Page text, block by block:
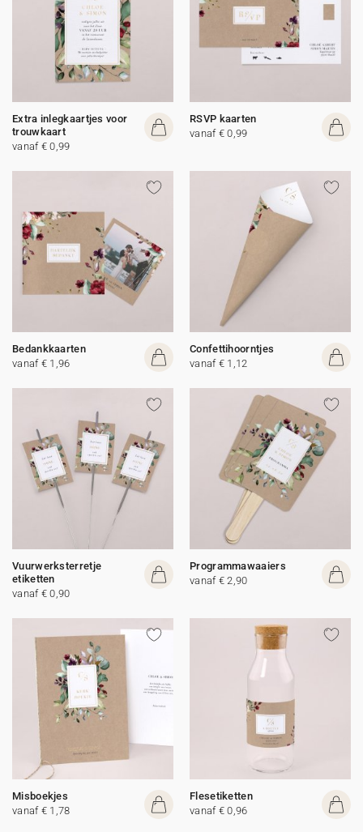
Extra inlegkaartjes voor
trouwkaart
vanaf € 0,99
RSVP kaarten
vanaf € 0,99
Bedankkaarten
vanaf € 1,96
Confettihoorntjes
vanaf € 1,12
Vuurwerksterretje
etiketten
vanaf € 0,90
Programmawaaiers
vanaf € 2,90
Misboekjes
vanaf € 1,78
Flesetiketten
vanaf € 0,96